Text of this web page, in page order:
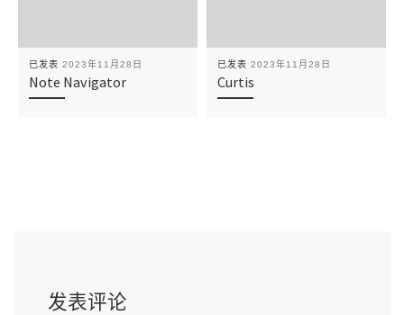
已发表 2023年11月28日
Note Navigator
已发表 2023年11月28日
Curtis
发表评论